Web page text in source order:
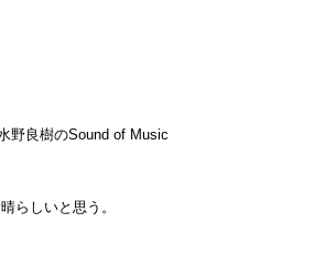
野良樹のSound of Music
らしいと思う。